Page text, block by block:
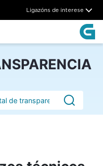
Ligazóns de interese